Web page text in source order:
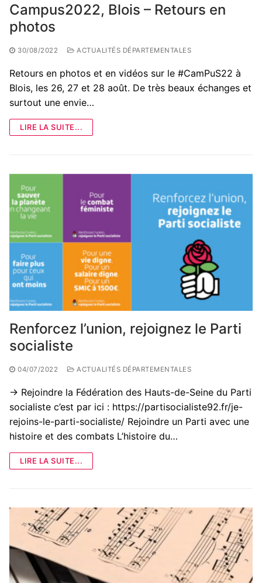
Campus2022, Blois – Retours en
photos
30/08/2022 ACTUALITÉS DÉPARTEMENTALES
Retours en photos et en vidéos sur le #CamPuS22 à
Blois, les 26, 27 et 28 août. De très beaux échanges et
surtout une envie…
LIRE LA SUITE...
Renforcez l’union, rejoignez le Parti
socialiste
04/07/2022 ACTUALITÉS DÉPARTEMENTALES
-> Rejoindre la Fédération des Hauts-de-Seine du Parti
socialiste c’est par ici : https://partisocialiste92.fr/je-
rejoins-le-parti-socialiste/ Rejoindre un Parti avec une
histoire et des combats L’histoire du…
LIRE LA SUITE...